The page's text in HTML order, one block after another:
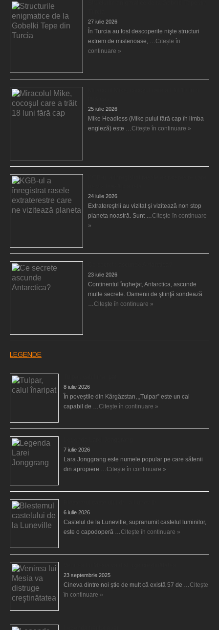
27 iulie 2026
În Turcia au fost descoperite nişte structuri
extrem de misterioase, … Citește în
continuare »
25 iulie 2026
Mike Headless (Mike puiul fără cap în limba
engleză) este … Citește în continuare »
24 iulie 2026
Extratereştrii au vizitat şi vizitează non stop
planeta noastră. Sunt … Citește în continuare
»
23 iulie 2026
Continentul îngheţat, Antarctica, ascunde
multe secrete. Oamenii de ştiinţă sondează
Citește în continuare »
LEGENDE
8 iulie 2026
În poveștile din Kârgâzstan, „Tulpar” este un cal
capabil de … Citește în continuare »
7 iulie 2026
Lara Jonggrang este numele popular pe care sătenii
din apropiere … Citește în continuare »
6 iulie 2026
Castelul de la Luneville, supranumit castelul luminilor,
este o capodoperă … Citește în continuare »
23 septembrie 2025
Cineva dintre noi ştie de mult că există 57 de … Citește
în continuare »